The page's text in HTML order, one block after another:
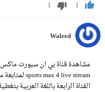
1
1
Waleed
القناة الرابعة باللغة العربية